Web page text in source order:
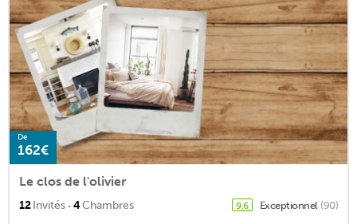
De
162€
Le clos de l'olivier
12Invités · 4Chambres 9,6 Exceptionnel (90)